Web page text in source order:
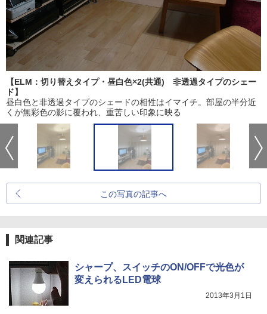
【ELM：切り替えタイプ・昼白色×2(共通) 非透過タイプのシェー
ド】
昼白色と非透過タイプのシェードの相性はイマイチ。部屋の半分近
くが無彩色の影に覆われ、重苦しい印象に映る
この写真の記事へ
関連記事
シャープ、スイッチのON/OFFで光色が
変えられるLED電球
2013年3月1日